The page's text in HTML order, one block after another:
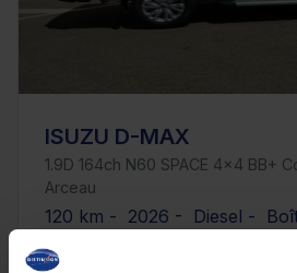
ISUZU D-MAX
1.9D 164ch N60 SPACE 4x4 BB+
Arceau
120 km - 2026 - Diesel -